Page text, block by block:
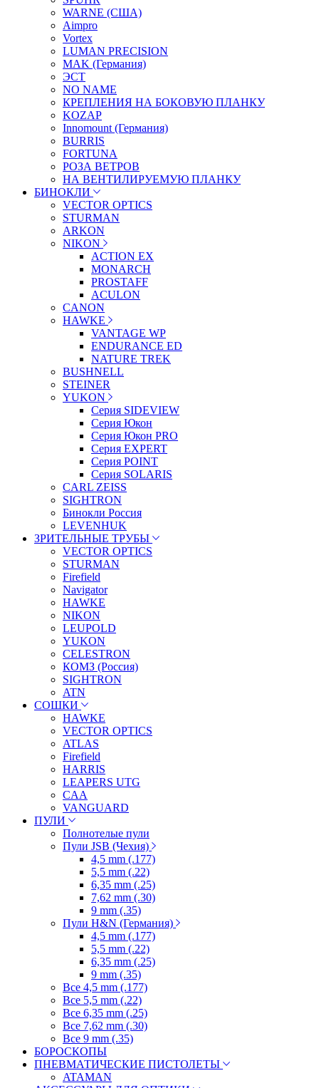
WARNE (США)
Aimpro
Vortex
LUMAN PRECISION
MAK (Германия)
ЭСТ
NO NAME
КРЕПЛЕНИЯ НА БОКОВУЮ ПЛАНКУ
KOZAP
Innomount (Германия)
BURRIS
FORTUNA
РОЗА ВЕТРОВ
НА ВЕНТИЛИРУЕМУЮ ПЛАНКУ
БИНОКЛИ
VECTOR OPTICS
STURMAN
ARKON
NIKON
ACTION EX
MONARCH
PROSTAFF
ACULON
CANON
HAWKE
VANTAGE WP
ENDURANCE ED
NATURE TREK
BUSHNELL
STEINER
YUKON
Серия SIDEVIEW
Серия Юкон
Серия Юкон PRO
Серия EXPERT
Серия POINT
Серия SOLARIS
CARL ZEISS
SIGHTRON
Бинокли Россия
LEVENHUK
ЗРИТЕЛЬНЫЕ ТРУБЫ
VECTOR OPTICS
STURMAN
Firefield
Navigator
HAWKE
NIKON
LEUPOLD
YUKON
CELESTRON
КОМЗ (Россия)
SIGHTRON
ATN
СОШКИ
HAWKE
VECTOR OPTICS
ATLAS
Firefield
HARRIS
LEAPERS UTG
CAA
VANGUARD
ПУЛИ
Полнотелые пули
Пули JSB (Чехия)
4,5 mm (.177)
5,5 mm (.22)
6,35 mm (.25)
7,62 mm (.30)
9 mm (.35)
Пули H&N (Германия)
4,5 mm (.177)
5,5 mm (.22)
6,35 mm (.25)
9 mm (.35)
Все 4,5 mm (.177)
Все 5,5 mm (.22)
Все 6,35 mm (.25)
Все 7,62 mm (.30)
Все 9 mm (.35)
БОРОСКОПЫ
ПНЕВМАТИЧЕСКИЕ ПИСТОЛЕТЫ
ATAMAN